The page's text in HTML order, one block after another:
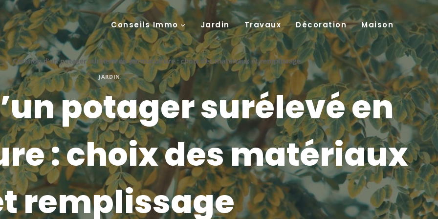
Conseils Immo Jardin Travaux Décoration Maison
»Création d’un potager surélevé en permaculture : choix des matériaux et remplissage
JARDIN
potager surélevé en
: choix des matériaux
remplissage